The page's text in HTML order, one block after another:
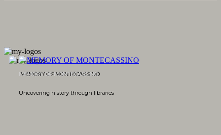
MEMORY OF MONTECASSINO
Uncovering history through libraries